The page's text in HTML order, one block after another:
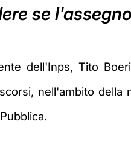
se
dell'Inps, Tito
nell'ambito della